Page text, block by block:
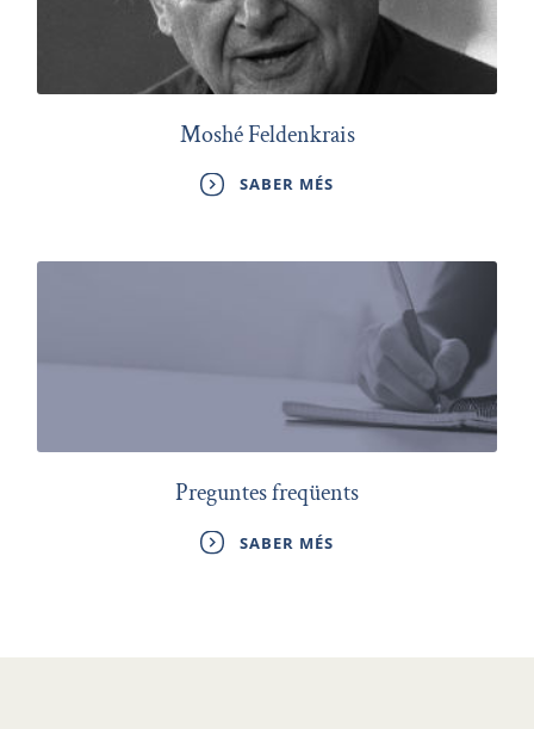
Moshé Feldenkrais
SABER MÉS
Preguntes freqüents
SABER MÉS